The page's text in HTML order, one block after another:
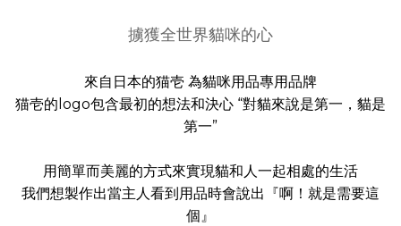
擄獲全世界貓咪的心
來自日本的猫壱 為貓咪用品專用品牌
猫壱的logo包含最初的想法和決心 “對貓來說是第一，貓是
第一”
用簡單而美麗的方式來實現貓和人一起相處的生活
我們想製作出當主人看到用品時會說出『啊！就是需要這
個』